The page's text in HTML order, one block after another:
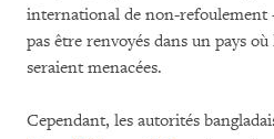
international de non-refoulement
pas être renvoyés dans un pays
seraient menacées.
Cependant, les autorités